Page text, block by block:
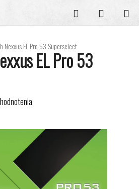
Hľadať
KOŠÍK
Nexxus EL Pro 53 Superselect
EL Pro 53